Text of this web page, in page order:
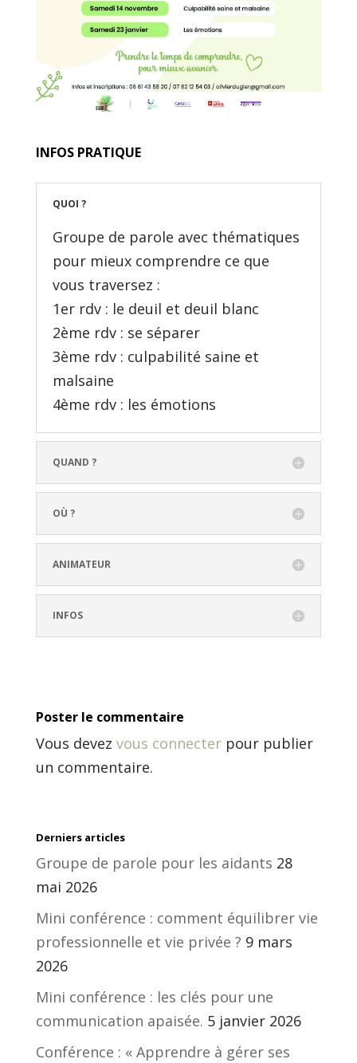
INFOS PRATIQUE
QUOI ?
Groupe de parole avec thématiques
pour mieux comprendre ce que
vous traversez :
1er rdv : le deuil et deuil blanc
2ème rdv : se séparer
3ème rdv : culpabilité saine et
malsaine
4ème rdv : les émotions
QUAND ?
OÙ ?
ANIMATEUR
INFOS
Poster le commentaire
Vous devez vous connecterpour publier
un commentaire.
Derniers articles
Groupe de parole pour les aidants 28
mai 2026
Mini conférence : comment équilibrer vie
professionnelle et vie privée ? 9 mars
2026
Mini conférence : les clés pour une
communication apaisée. 5 janvier 2026
Conférence : « Apprendre à gérer ses